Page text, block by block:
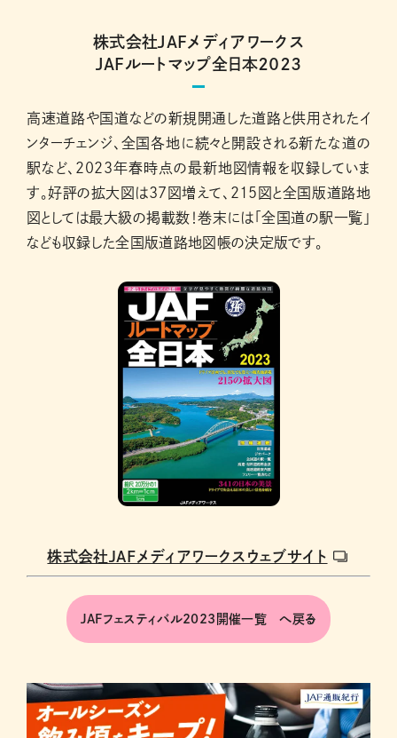
株式会社JAFメディアワークス
JAFルートマップ全日本２０２３
高速道路や国道などの新規開通した道路と供用されたイ
ンターチェンジ、全国各地に続々と開設される新たな道の
駅など、２０２３年春時点の最新地図情報を収録していま
す。好評の拡大図は37図増えて、215図と全国版道路地
図としては最大級の掲載数！巻末には「全国道の駅一覧」
なども収録した全国版道路地図帳の決定版です。
株式会社JAFメディアワークスウェブサイト
JAFフェスティバル2023開催一覧 へ戻る